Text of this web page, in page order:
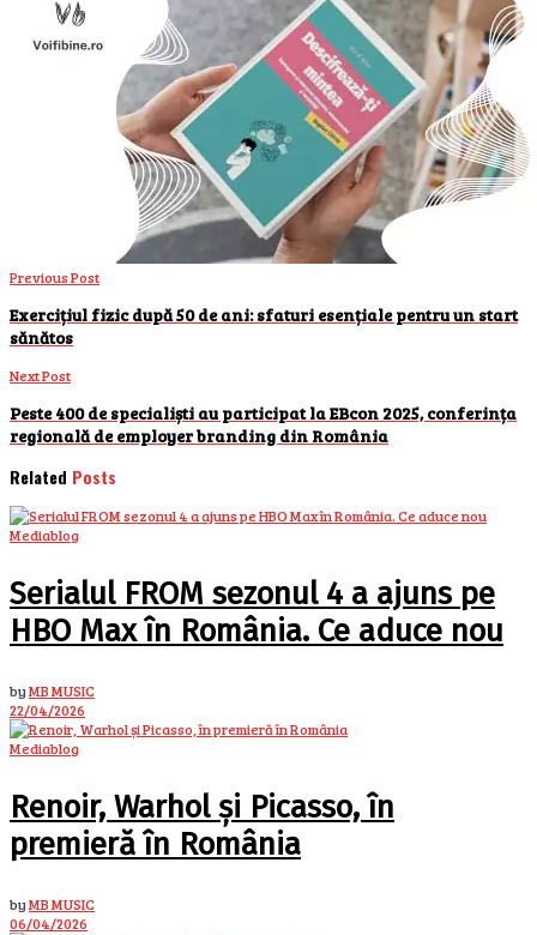
Previous Post
Exercițiul fizic după 50 de ani: sfaturi esențiale pentru un start
sănătos
Next Post
Peste 400 de specialiști au participat la EBcon 2025, conferința
regională de employer branding din România
Related Posts
Mediablog
Serialul FROM sezonul 4 a ajuns pe
HBO Max în România. Ce aduce nou
byMB MUSIC
22/04/2026
Mediablog
Renoir, Warhol și Picasso, în
premieră în România
byMB MUSIC
06/04/2026